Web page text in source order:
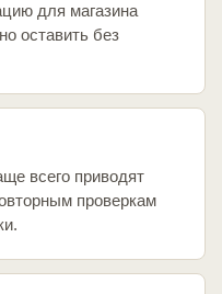
для магазина
оставить без
всего приводят
проверкам